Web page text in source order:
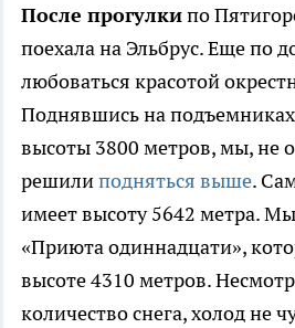
После прогулкипо
поехала на Эльбрус. Еще по
любоваться красотой
Поднявшись на подъемниках
высоты 3800 метров, мы, не
решилиподняться выше.
имеет высоту 5642 метра.
«Приюта одиннадцати»,
высоте 4310 метров.
количество снега, холод не